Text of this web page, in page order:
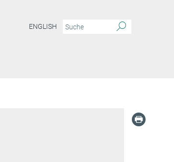
ENGLISH